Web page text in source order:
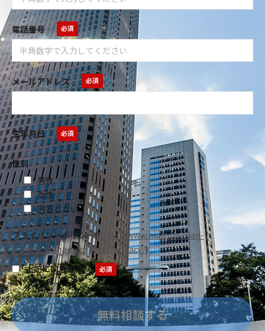
電話番号
メールアドレス
生年月日
性別
男性
女性
回答しない
プライバシーポリシー(https://www.man-to-man-
g.com/company/content/privacy/)
上記に同意する